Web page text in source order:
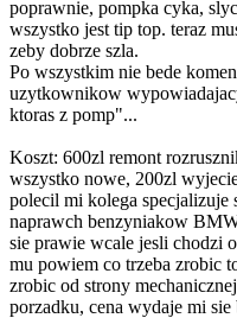
poprawnie, pompka cyka,
wszystko jest tip top. teraz
zeby dobrze szla.
Po wszystkim nie bede
uzytkownikow
ktoras z pomp"...
Koszt: 600zl remont
wszystko nowe, 200zl
polecil mi kolega
naprawch benzyniakow
sie prawie wcale jesli chodzi
mu powiem co trzeba zrobic
zrobic od strony
porzadku, cena wydaje mi sie